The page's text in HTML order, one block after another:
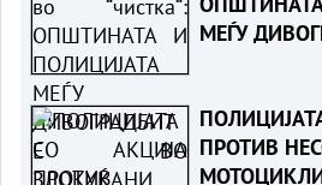
МЕЃУ
ПРОТИВ